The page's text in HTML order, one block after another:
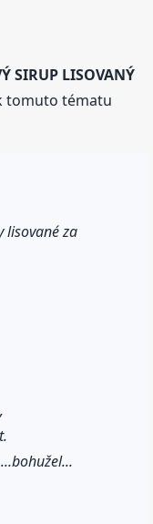
SIRUP LISOVANÝ
tomuto tématu
lisované za